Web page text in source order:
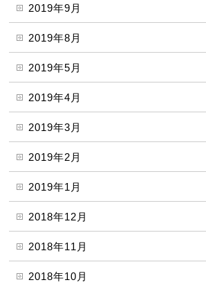
2019年9月
2019年8月
2019年5月
2019年4月
2019年3月
2019年2月
2019年1月
2018年12月
2018年11月
2018年10月